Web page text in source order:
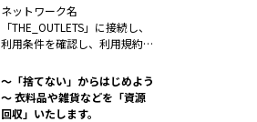
ネットワーク名
「THE_OUTLETS」に接続し、
利用条件を確認し、利用規約に
～「捨てない」からはじめよう
～ 衣料品や雑貨などを「資源
回収」いたします。